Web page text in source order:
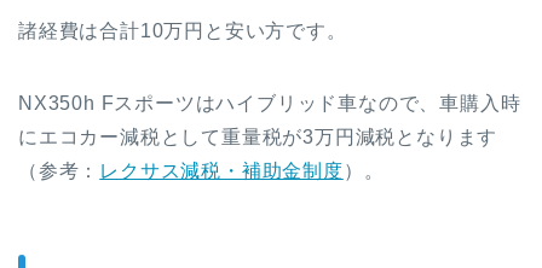
諸経費は合計10万円と安い方です。
NX350h Fスポーツはハイブリッド車なので、車購入時
にエコカー減税として重量税が3万円減税となります
（参考： レクサス減税・補助金制度）。